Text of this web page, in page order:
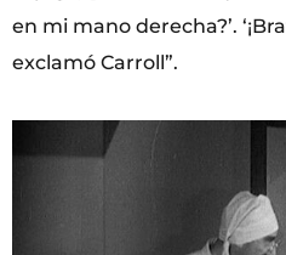
en mi mano derecha?’.
exclamó Carroll”.